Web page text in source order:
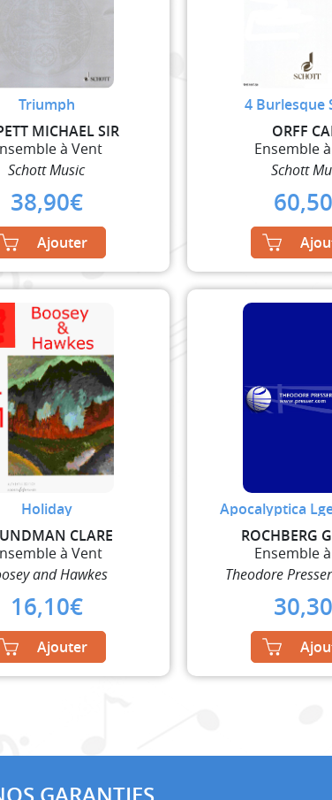
Triumph
MICHAEL SIR
à Vent
Schott Music
38,90€
Ajouter
4 Burlesque
ORFF
Ensemble
Schott
60,50
Holiday
CLARE
à Vent
and Hawkes
16,10€
Ajouter
Apocalyptica
ROCHBERG
Ensemble
Theodore
30,30
GARANTIES